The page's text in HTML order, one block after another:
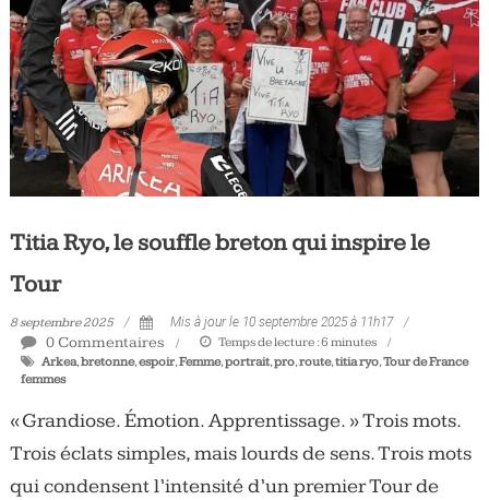
Tous
les
jours,
votre
actualité
vélo
triathlon
Titia Ryo, le souffle breton qui inspire le
Tour
8 septembre 2025 Mis à jour le 10 septembre 2025 à 11h17
0 Commentaires Temps de lecture :6 minutes
Arkea,bretonne,espoir,Femme,portrait,pro,route,titia ryo,Tour de France
femmes
« Grandiose. Émotion. Apprentissage. » Trois mots.
Trois éclats simples, mais lourds de sens. Trois mots
qui condensent l’intensité d’un premier Tour de